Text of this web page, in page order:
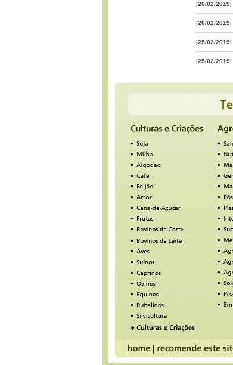
|26/02/2019|
|26/02/2019|
|25/02/2019|
|25/02/2019|